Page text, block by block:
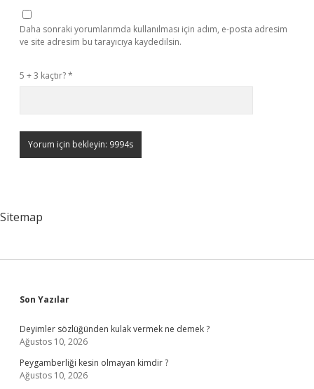
Daha sonraki yorumlarımda kullanılması için adım, e-posta adresim
ve site adresim bu tarayıcıya kaydedilsin.
5 + 3 kaçtır?*
Sitemap
Sidebar
Son Yazılar
Deyimler sözlüğünden kulak vermek ne demek ?
Ağustos 10, 2026
Peygamberliği kesin olmayan kimdir ?
Ağustos 10, 2026